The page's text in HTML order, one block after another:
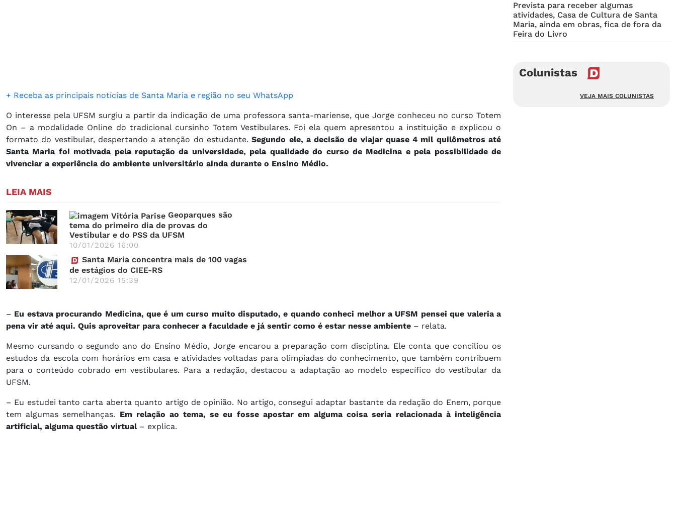
+ Receba as principais notícias de Santa Maria e região no seu WhatsApp
O interesse pela UFSM surgiu a partir da indicação de uma professora santa-mariense, que Jorge conheceu no curso Totem
On – a modalidade Online do tradicional cursinho Totem Vestibulares. Foi ela quem apresentou a instituição e explicou o
formato do vestibular, despertando a atenção do estudante. Segundo ele, a decisão de viajar quase 4 mil quilômetros até
Santa Maria foi motivada pela reputação da universidade, pela qualidade do curso de Medicina e pela possibilidade de
vivenciar a experiência do ambiente universitário ainda durante o Ensino Médio.
LEIA MAIS
Geoparques são
tema do primeiro dia de provas do
Vestibular e do PSS da UFSM
10/01/2026 16:00
Santa Maria concentra mais de 100 vagas
de estágios do CIEE-RS
12/01/2026 15:39
– Eu estava procurando Medicina, que é um curso muito disputado, e quando conheci melhor a UFSM pensei que valeria a
pena vir até aqui. Quis aproveitar para conhecer a faculdade e já sentir como é estar nesse ambiente – relata.
Mesmo cursando o segundo ano do Ensino Médio, Jorge encarou a preparação com disciplina. Ele conta que conciliou os
estudos da escola com horários em casa e atividades voltadas para olimpíadas do conhecimento, que também contribuem
para o conteúdo cobrado em vestibulares. Para a redação, destacou a adaptação ao modelo específico do vestibular da
UFSM.
– Eu estudei tanto carta aberta quanto artigo de opinião. No artigo, consegui adaptar bastante da redação do Enem, porque
tem algumas semelhanças. Em relação ao tema, se eu fosse apostar em alguma coisa seria relacionada à inteligência
artificial, alguma questão virtual– explica.
Prevista para receber algumas
atividades, Casa de Cultura de Santa
Maria, ainda em obras, fica de fora da
Feira do Livro
Colunistas
VEJA MAIS COLUNISTAS